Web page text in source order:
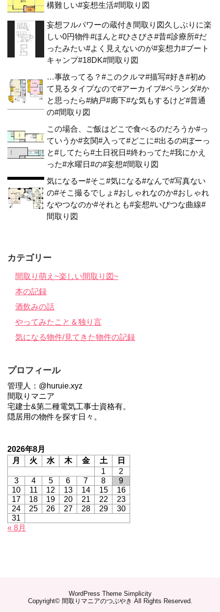
構難しい#妄想生活#間取り図
妄想フルパワーの蔵付き間取り図久しぶりに楽
しい0円物件#ほんと#ひさびさ#昔#診療所#だ
ったみたい#よく見えないのが#妄想力#ブート
キャンプ#18DK#間取り図
…事故ってる？#このクルマ#描写#好き#初め
て見るタイプなので#アーカイブ#ベランダ#か
と思ったら#納戸#廊下#な気もするけど#普通
の#間取り図
この場合、ご飯はどこで食べるのだろうか#っ
ていうか#玄関#入って#どこに#出るの#ぼーっ
と#してたら#土日祝日#終わってた#我にかえ
った#水曜日#の#妄想#間取り図
気になるー#そこ#気になる#なんで#写真ない
の#そこ撮るでしょ#おしゃれなのか#おしゃれ
なやつなのか#それとも#妄想#いびつな曲線#
間取り図
カテゴリー
間取り萌え~楽しい間取り図~
本の記録
酒飲みの話
やってみたこと＆独り言
気になる物件/見てきた物件の記録
プロフィール
管理人：@huruie.xyz
間取りマニア
宅建士&第二種電気工事士資格有。
隠居用の物件を探す日々。
2026年8月
月
火 水 木 金 土
日
1
2
3
4 5 6 7 8
9
10
11 12 13 14 15
16
17
18 19 20 21 22
23
24
25 26 27 28 29
30
31
« 8月
WordPress Theme Simplicity
Copyright© 間取りマニアのつぶやき All Rights Reserved.